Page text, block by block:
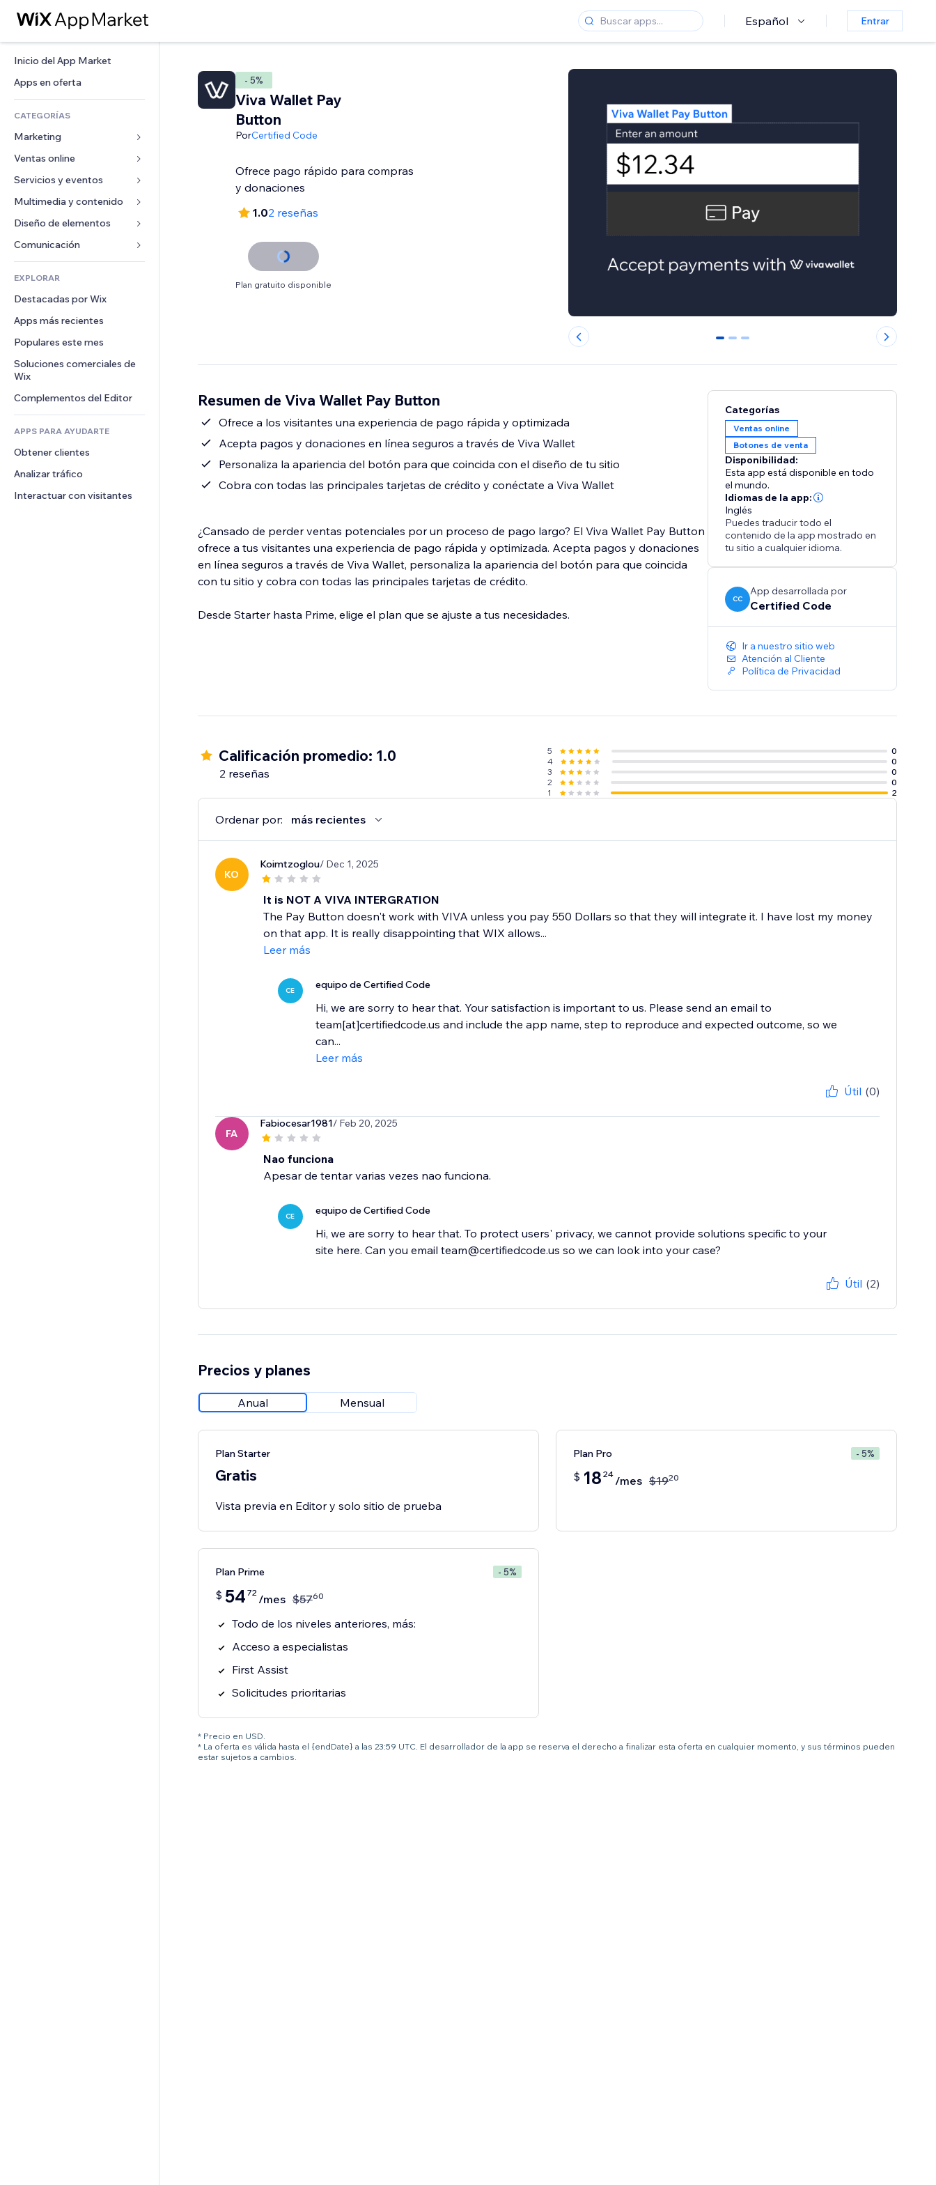
Español Entrar
Inicio del App Market
Apps en oferta
CATEGORÍAS
Marketing
Anuncios
Móvil
Analíticas
Anuncios del sitio
Email
Ventas online
Apps para tiendas
Envíos y entregas
Botones de venta
Contabilidad
Cupones y fidelización
Almacenamiento de mercancía
Crowdfunding
Alimentos y bebidas
Servicios y eventos
Hoteles
Eventos
Restaurantes
Inmobiliarias
Reservas
Multimedia y contenido
Galerías
Música
Pódcast
Fotografía
Video
PDF
Compartir archivos
Noticias
Servicios de contenido
Efectos de texto
Diseño de elementos
Mapas y navegación
Privacidad y seguridad
Reloj
Plantillas para páginas
Efectos de imágenes
Botones y menús
Banners e insignias
Calculadoras
Buscar
Formularios
Encuestas
Chat
Comentarios
Teléfono
Comunidad
Reseñas y testimonios
EXPLORAR
Destacadas por Wix
Apps más recientes
Populares este mes
Soluciones comerciales de
Wix
Complementos del Editor
APPS PARA AYUDARTE
Obtener clientes
Analizar tráfico
Interactuar con visitantes
- 5%
Viva Wallet Pay
Button
PorCertified Code
Ofrece pago rápido para compras
y donaciones
1.02 reseñas
Plan gratuito disponible
0 1 2
Resumen de Viva Wallet Pay Button
Ofrece a los visitantes una experiencia de pago rápida y optimizada
Acepta pagos y donaciones en línea seguros a través de Viva Wallet
Personaliza la apariencia del botón para que coincida con el diseño de tu sitio
Cobra con todas las principales tarjetas de crédito y conéctate a Viva Wallet
¿Cansado de perder ventas potenciales por un proceso de pago largo? El Viva Wallet Pay Button
ofrece a tus visitantes una experiencia de pago rápida y optimizada. Acepta pagos y donaciones
en línea seguros a través de Viva Wallet, personaliza la apariencia del botón para que coincida
con tu sitio y cobra con todas las principales tarjetas de crédito.
Desde Starter hasta Prime, elige el plan que se ajuste a tus necesidades.
Categorías
Ventas online
Botones de venta
Disponibilidad:
Esta app está disponible en todo
el mundo.
Idiomas de la app:
Inglés
Puedes traducir todo el
contenido de la app mostrado en
tu sitio a cualquier idioma.
CC
App desarrollada por
Certified Code
Ir a nuestro sitio web
Atención al Cliente
Política de Privacidad
Calificación promedio: 1.0
2 reseñas
5
0
4
0
3
0
2
0
1
2
Ordenar por: más recientes
KO
Koimtzoglou/ Dec 1, 2025
It is NOT A VIVA INTERGRATION
The Pay Button doesn't work with VIVA unless you pay 550 Dollars so that they will integrate it. I have lost my money
on that app. It is really disappointing that WIX allows...
Leer más
CE equipo de Certified Code
Hi, we are sorry to hear that. Your satisfaction is important to us. Please send an email to
team[at]certifiedcode.us and include the app name, step to reproduce and expected outcome, so we
can...
Leer más
Útil (0)
FA
Fabiocesar1981/ Feb 20, 2025
Nao funciona
Apesar de tentar varias vezes nao funciona.
CE equipo de Certified Code
Hi, we are sorry to hear that. To protect users' privacy, we cannot provide solutions specific to your
site here. Can you email team@certifiedcode.us so we can look into your case?
Útil (2)
Precios y planes
Anual Mensual
Plan Starter
Gratis
Vista previa en Editor y solo sitio de prueba
Plan Pro - 5%
$ 18 24 /mes $1920
Plan Prime - 5%
$ 54 72 /mes $5760
Todo de los niveles anteriores, más:
Acceso a especialistas
First Assist
Solicitudes prioritarias
* Precio en USD.
* La oferta es válida hasta el {endDate} a las 23:59 UTC. El desarrollador de la app se reserva el derecho a finalizar esta oferta en cualquier momento, y sus términos pueden
estar sujetos a cambios.